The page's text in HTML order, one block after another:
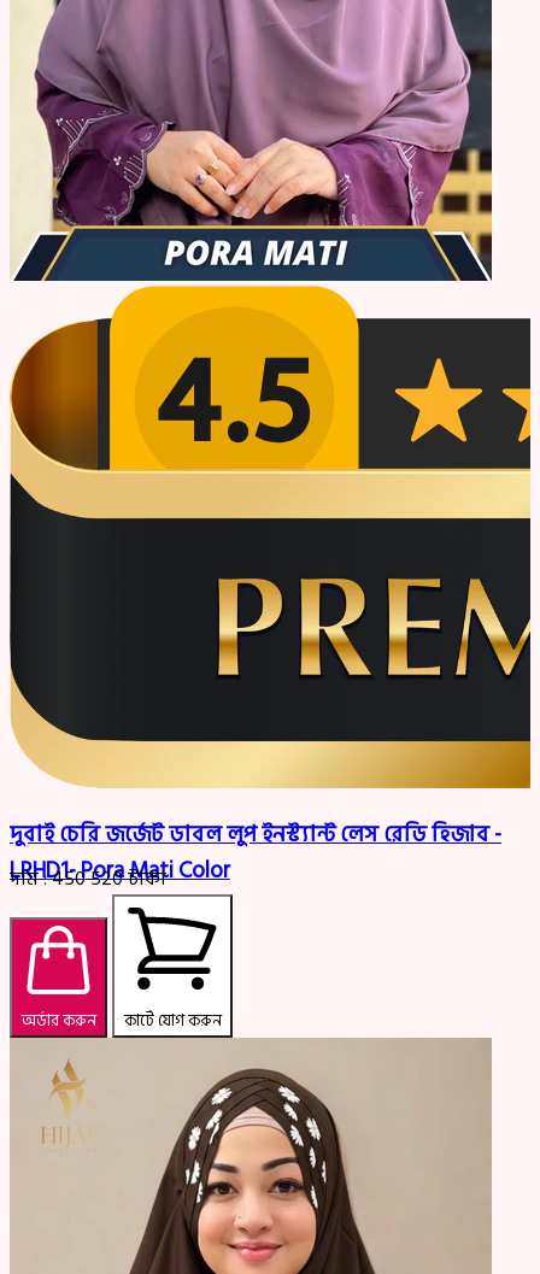
দুবাই চেরি জর্জেট ডাবল লুপ ইনস্ট্যান্ট লেস রেডি হিজাব -
LRHD1- Pora Mati Color
দাম :450520টাকা
অর্ডার করুন কার্টে যোগ করুন